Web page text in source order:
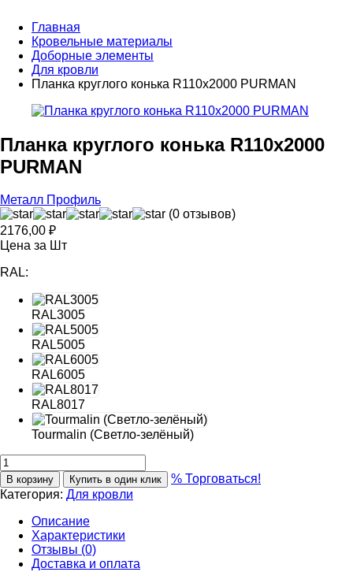
Главная
Кровельные материалы
Доборные элементы
Для кровли
Планка круглого конька R110x2000 PURMAN
Планка круглого конька R110x2000
PURMAN
Металл Профиль
(0 отзывов)
2176,00 ₽
Цена за Шт
RAL:
RAL3005
RAL5005
RAL6005
RAL8017
Tourmalin (Светло-зелёный)
В корзину Купить в один клик
% Торговаться!
Категория: Для кровли
Описание
Характеристики
Отзывы (0)
Доставка и оплата